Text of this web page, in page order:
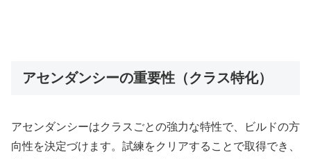
アセンダンシーの重要性（クラス特化）
アセンダンシーはクラスごとの強力な特性で、ビルドの方
向性を決定づけます。試練をクリアすることで取得でき、